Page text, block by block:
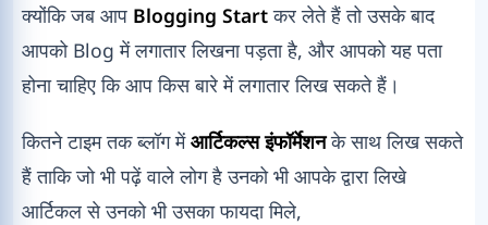
क्योंकि जब आप Blogging Startकर लेते हैं तो उसके बाद
आपको Blog में लगातार लिखना पड़ता है, और आपको यह पता
होना चाहिए कि आप किस बारे में लगातार लिख सकते हैं।
कितने टाइम तक ब्लॉग मेंआर्टिकल्स इंफॉर्मेशनके साथ लिख सकते
हैं ताकि जो भी पढ़ें वाले लोग है उनको भी आपके द्वारा लिखे
आर्टिकल से उनको भी उसका फायदा मिले,